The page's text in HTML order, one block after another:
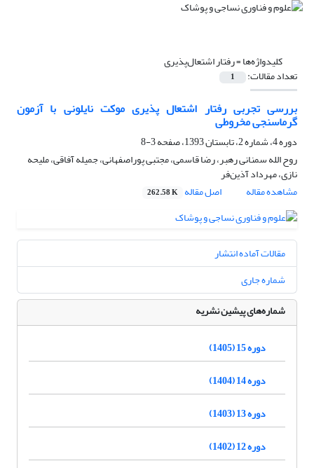
کلیدواژه‌ها =رفتار اشتعال‌پذیری
تعداد مقالات: 1
بررسی تجربی رفتار اشتعال پذیری موکت نایلونی با آزمون
گرماسنجی مخروطی
دوره 4، شماره 2، تابستان 1393، صفحه
3-8
روح الله سمنانی رهبر، رضا قاسمی، مجتبی پوراصفهانی، جمیله آفاقی، ملیحه
نازی، مهرداد آذین‌فر
مشاهده مقاله
اصل مقاله 262.58 K
مقالات آماده انتشار
شماره جاری
شماره‌های پیشین نشریه
دوره 15 (1405)
دوره 14 (1404)
دوره 13 (1403)
دوره 12 (1402)